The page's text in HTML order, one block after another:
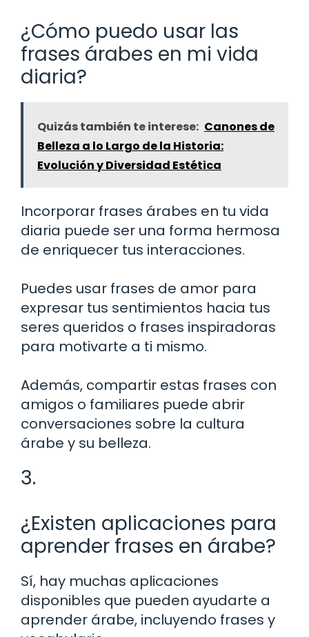
¿Cómo puedo usar las
frases árabes en mi vida
diaria?
Quizás también te interese: Canones de
Belleza a lo Largo de la Historia:
Evolución y Diversidad Estética
Incorporar frases árabes en tu vida
diaria puede ser una forma hermosa
de enriquecer tus interacciones.
Puedes usar frases de amor para
expresar tus sentimientos hacia tus
seres queridos o frases inspiradoras
para motivarte a ti mismo.
Además, compartir estas frases con
amigos o familiares puede abrir
conversaciones sobre la cultura
árabe y su belleza.
3.
¿Existen aplicaciones para
aprender frases en árabe?
Sí, hay muchas aplicaciones
disponibles que pueden ayudarte a
aprender árabe, incluyendo frases y